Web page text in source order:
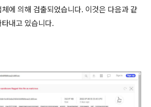
에 의해 검출되었습니다. 이것은 다음과 같
내고 있습니다.